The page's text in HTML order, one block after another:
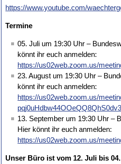
https://www.youtube.com/
Termine
05. Juli um 19:30 Uhr –
könnt ihr euch anmelden:
https://us02web.zoom.us/
23. August um 19:30 Uhr –
könnt ihr euch anmelden:
https://us02web.zoom.us/
13. September um 19:30 Uhr –
Hier könnt ihr euch anmelden:
https://us02web.zoom.us/
Unser Büro ist vom 12. Juli bis